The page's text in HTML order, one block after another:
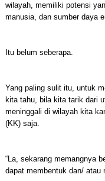
wilayah, memiliki potensi
manusia, dan sumber daya
Itu belum seberapa.
Yang paling sulit itu, untuk
kita tahu, bila kita tarik dari
meninggali di wilayah kita
(KK) saja.
“La, sekarang memangnya
dapat membentuk dan/ atau